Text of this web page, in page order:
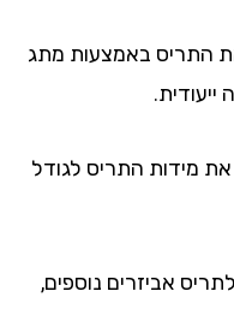
באמצעות מתג
התריס לגודל
אביזרים נוספים,